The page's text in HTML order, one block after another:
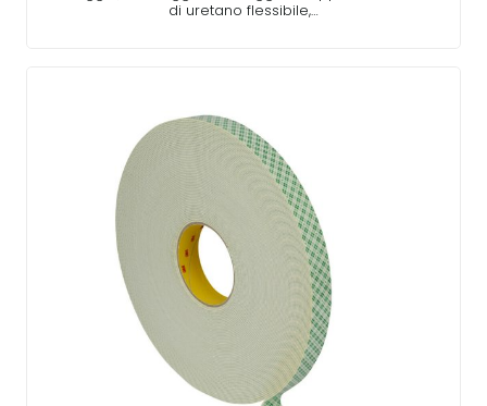
di uretano flessibile,…